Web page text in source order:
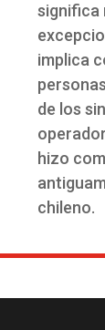
significa
implica
de los
hizo
chileno.